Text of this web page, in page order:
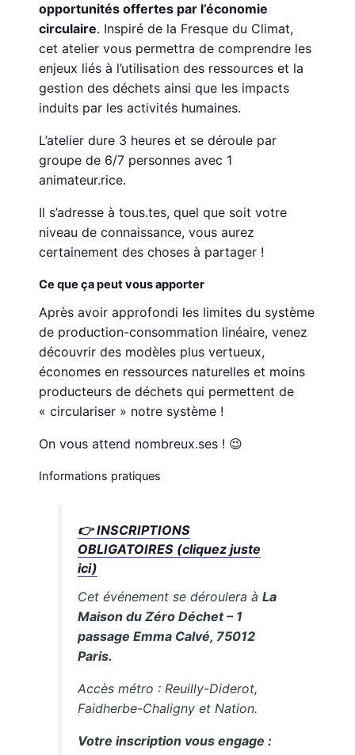
opportunités offertes par l’économie
circulaire. Inspiré de la Fresque du Climat,
cet atelier vous permettra de comprendre les
enjeux liés à l’utilisation des ressources et la
gestion des déchets ainsi que les impacts
induits par les activités humaines.
L’atelier dure 3 heures et se déroule par
groupe de 6/7 personnes avec 1
animateur.rice.
Il s’adresse à tous.tes, quel que soit votre
niveau de connaissance, vous aurez
certainement des choses à partager !
Ce que ça peut vous apporter
Après avoir approfondi les limites du système
de production-consommation linéaire, venez
découvrir des modèles plus vertueux,
économes en ressources naturelles et moins
producteurs de déchets qui permettent de
« circulariser » notre système !
On vous attend nombreux.ses ! 😉
Informations pratiques
👉 INSCRIPTIONS
OBLIGATOIRES (cliquez juste
ici)
Cet événement se déroulera àLa
Maison du Zéro Déchet – 1
passage Emma Calvé, 75012
Paris.
Accès métro : Reuilly-Diderot,
Faidherbe-Chaligny et Nation.
Votre inscription vous engage :